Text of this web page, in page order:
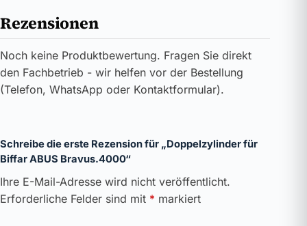
Rezensionen
Noch keine Produktbewertung. Fragen Sie direkt
den Fachbetrieb - wir helfen vor der Bestellung
(Telefon, WhatsApp oder Kontaktformular).
Schreibe die erste Rezension für „Doppelzylinder für
Biffar ABUS Bravus.4000“
Ihre E-Mail-Adresse wird nicht veröffentlicht.
Erforderliche Felder sind mit * markiert